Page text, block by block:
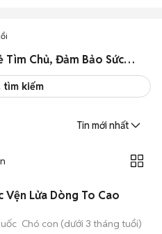
Chó Phốc Sóc 2 Tuổi Giá Rẻ Tìm Chủ, Đảm Bảo Sức Khỏe
tìm kiếm
Tin mới nhất
Vện Lửa Dòng To Cao
Chó con (dưới 3 tháng tuổi)